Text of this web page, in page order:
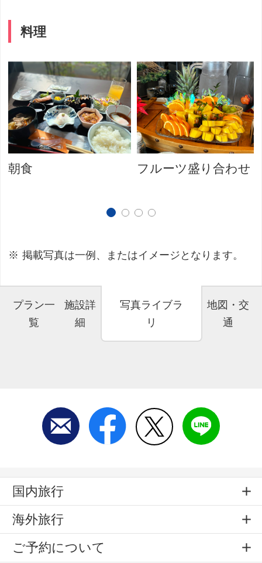
料理
朝食 フルーツ盛り合わせ
掲載写真は一例、またはイメージとなります。
プラン一
覧
施設詳
細
写真ライブラ
リ
地図・交
通
国内旅行
海外旅行
ご予約について